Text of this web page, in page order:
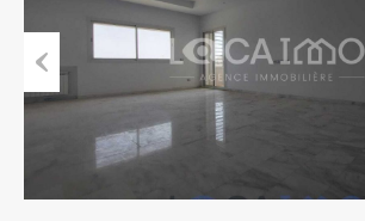
Previous